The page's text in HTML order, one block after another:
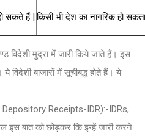
सकते हैं |किसी भी देश का नागरिक हो
विदेशी मुद्रा में जारी किये जाते हैं। इस
ये विदेशी बाजारों में सूचीबद्ध होते हैं। ये
Depository Receipts-IDR):-IDRs,
बात को छोड़कर कि इन्हें जारी करने